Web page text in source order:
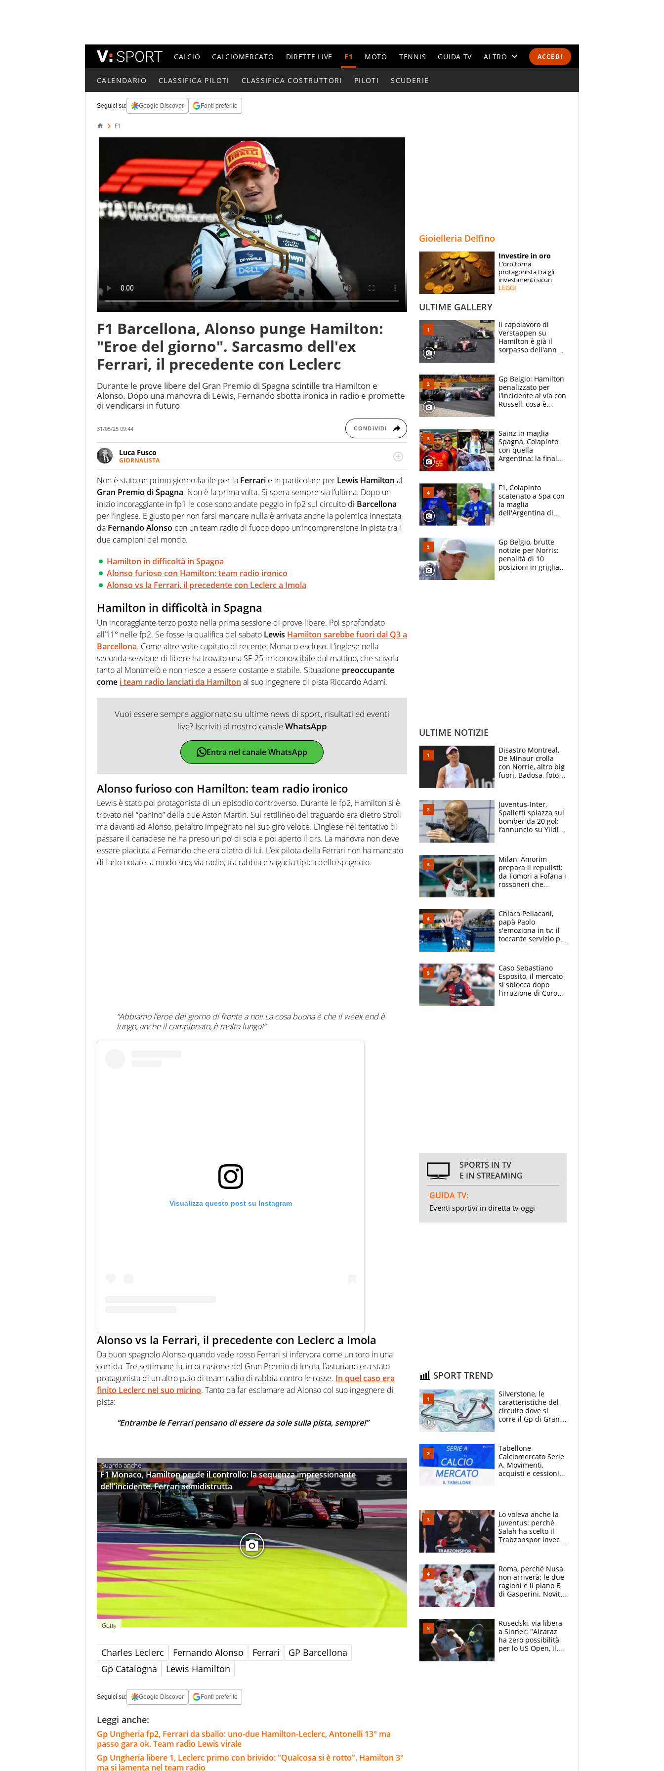
ACCEDI
CALCIO CALCIOMERCATO DIRETTE LIVE F1 MOTO TENNIS GUIDA TV ALTRO
ESPERTI
CONTATTI
CALENDARIO CLASSIFICA PILOTI CLASSIFICA COSTRUTTORI PILOTI SCUDERIE
Seguici su: Google Discover Fonti preferite
F1
F1 Barcellona, Alonso punge Hamilton:
"Eroe del giorno". Sarcasmo dell'ex
Ferrari, il precedente con Leclerc
Durante le prove libere del Gran Premio di Spagna scintille tra Hamilton e
Alonso. Dopo una manovra di Lewis, Fernando sbotta ironica in radio e promette
di vendicarsi in futuro
31/05/25 09:44 CONDIVIDI
Luca Fusco
GIORNALISTA
Giornalista multimediale. Quando si accendono i motori, lui sgasa, impenna, derapa. E
spesso e volentieri finisce sul podio
Non è stato un primo giorno facile per la Ferrari e in particolare per Lewis Hamilton al
Gran Premio di Spagna. Non è la prima volta. Si spera sempre sia l’ultima. Dopo un
inizio incoraggiante in fp1 le cose sono andate peggio in fp2 sul circuito di Barcellona
per l’inglese. E giusto per non farsi mancare nulla è arrivata anche la polemica innestata
da Fernando Alonso con un team radio di fuoco dopo un’incomprensione in pista tra i
due campioni del mondo.
Hamilton in difficoltà in Spagna
Alonso furioso con Hamilton: team radio ironico
Alonso vs la Ferrari, il precedente con Leclerc a Imola
Hamilton in difficoltà in Spagna
Un incoraggiante terzo posto nella prima sessione di prove libere. Poi sprofondato
all’11° nelle fp2. Se fosse la qualifica del sabato Lewis Hamilton sarebbe fuori dal Q3 a
Barcellona. Come altre volte capitato di recente, Monaco escluso. L’inglese nella
seconda sessione di libere ha trovato una SF-25 irriconoscibile dal mattino, che scivola
tanto al Montmelò e non riesce a essere costante e stabile. Situazione preoccupante
come i team radio lanciati da Hamilton al suo ingegnere di pista Riccardo Adami.
Vuoi essere sempre aggiornato su ultime news di sport, risultati ed eventi
live? Iscriviti al nostro canaleWhatsApp
Entra nel canale WhatsApp
Alonso furioso con Hamilton: team radio ironico
Lewis è stato poi protagonista di un episodio controverso. Durante le fp2, Hamilton si è
trovato nel “panino” della due Aston Martin. Sul rettilineo del traguardo era dietro Stroll
ma davanti ad Alonso, peraltro impegnato nel suo giro veloce. L’inglese nel tentativo di
passare il canadese ne ha preso un po’ di scia e poi aperto il drs. La manovra non deve
essere piaciuta a Fernando che era dietro di lui. L’ex pilota della Ferrari non ha mancato
di farlo notare, a modo suo, via radio, tra rabbia e sagacia tipica dello spagnolo.
“Abbiamo l’eroe del giorno di fronte a noi! La cosa buona è che il week end è
lungo, anche il campionato, è molto lungo!”
Visualizza questo post su Instagram
Alonso vs la Ferrari, il precedente con Leclerc a Imola
Da buon spagnolo Alonso quando vede rosso Ferrari si infervora come un toro in una
corrida. Tre settimane fa, in occasione del Gran Premio di Imola, l’asturiano era stato
protagonista di un altro paio di team radio di rabbia contro le rosse. In quel caso era
finito Leclerc nel suo mirino. Tanto da far esclamare ad Alonso col suo ingegnere di
pista:
“Entrambe le Ferrari pensano di essere da sole sulla pista, sempre!”
F1 Monaco, Hamilton perde il controllo: la sequenza impressionante
dell'incidente, Ferrari semidistrutta
Getty
Charles Leclerc Fernando Alonso Ferrari
GP Barcellona
Gp Catalogna
Lewis Hamilton
Seguici su: Google Discover Fonti preferite
Leggi anche:
Gp Ungheria fp2, Ferrari da sballo: uno-due Hamilton-Leclerc, Antonelli 13° ma
passo gara ok. Team radio Lewis virale
Gp Ungheria libere 1, Leclerc primo con brivido: "Qualcosa si è rotto". Hamilton 3°
ma si lamenta nel team radio
Gioielleria Delfino
Investire in oro
L’oro torna
protagonista tra gli
investimenti sicuri
LEGGI
ULTIME GALLERY
Il capolavoro di
Verstappen su
Hamilton è già il
sorpasso dell'anno:
2021
Gp Belgio: Hamilton
penalizzato per
l'incidente al via con
Russell, cosa è
Sainz in maglia
Spagna, Colapinto
con quella
Argentina: la finale
vede l'ora
F1, Colapinto
scatenato a Spa con
la maglia
dell'Argentina di
le parolacce"
Gp Belgio, brutte
notizie per Norris:
penalità di 10
posizioni in griglia,
ULTIME NOTIZIE
Disastro Montreal,
De Minaur crolla
con Norrie, altro big
fuori. Badosa, foto
Juventus-Inter,
Spalletti spiazza sul
bomber da 20 gol:
l’annuncio su Yildiz
Milan, Amorim
prepara il repulisti:
da Tomori a Fofana i
rossoneri che
Chiara Pellacani,
papà Paolo
s'emoziona in tv: il
toccante servizio per
Caso Sebastiano
Esposito, il mercato
si sblocca dopo
l’irruzione di Corona
SPORTS IN TV
E IN STREAMING
GUIDA TV:
Eventi sportivi in diretta tv oggi
SPORT TREND
Silverstone, le
caratteristiche del
circuito dove si
corre il Gp di Gran
Tabellone
Calciomercato Serie
A. Movimenti,
acquisti e cessioni:
Lo voleva anche la
Juventus: perché
Salah ha scelto il
Trabzonspor invece
Roma, perché Nusa
non arriverà: le due
ragioni e il piano B
di Gasperini. Novità
Rusedski, via libera
a Sinner: "Alcaraz
ha zero possibilità
per lo US Open, il